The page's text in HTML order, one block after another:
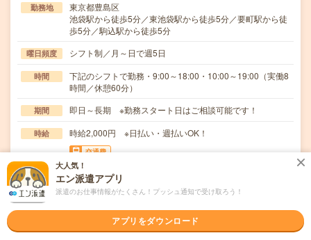
勤務地
東京都豊島区
池袋駅から徒歩5分／東池袋駅から徒歩5分／要町駅から徒
歩5分／駒込駅から徒歩5分
曜日頻度 シフト制／月～日で週5日
時間
下記のシフトで勤務・9:00～18:00・10:00～19:00（実働8
時間／休憩60分）
期間 即日～長期 ※勤務スタート日はご相談可能です！
時給 時給2,000円 ※日払い・週払いOK！
交通費
一部支給 ※規定有り
仕事内容
転職サポートサービスのSV（管理者）募集！求職者の転職
職種未経験OK / ブランクOK / 英語力不要
SVの経験はなくてもOK！下記いずれかの経験があれば
大人気！
エン派遣アプリ
派遣のお仕事情報がたくさん！プッシュ通知で受け取ろう！
アプリをダウンロード